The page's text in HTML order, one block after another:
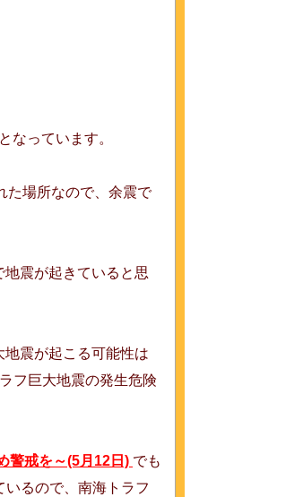
なっています。
た場所なので、余震で
震が起きていると思
震が起こる可能性は
フ巨大地震の発生危険
警戒を～(5月12日) でも
るので、南海トラフ